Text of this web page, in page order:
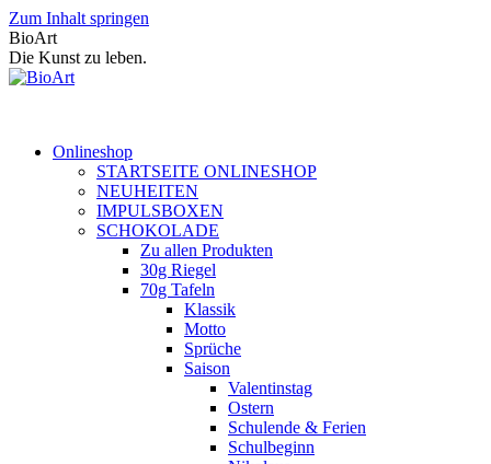
Zum Inhalt springen
BioArt
Die Kunst zu leben.
Onlineshop
STARTSEITE ONLINESHOP
NEUHEITEN
IMPULSBOXEN
SCHOKOLADE
Zu allen Produkten
30g Riegel
70g Tafeln
Klassik
Motto
Sprüche
Saison
Valentinstag
Ostern
Schulende & Ferien
Schulbeginn